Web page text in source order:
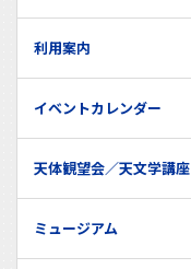
利用案内
イベントカレンダー
天体観望会／天文学講座
ミュージアム